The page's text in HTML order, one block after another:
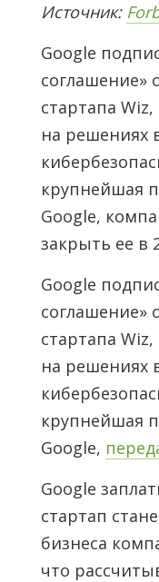
Источник:
Google
соглашение»
стартапа
на решениях
крупнейшая
Google,
закрыть ее в
Google
соглашение»
стартапа
на решениях
крупнейшая
Google,
Google
стартап
бизнеса
что